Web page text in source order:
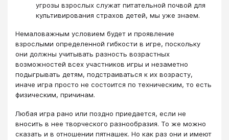
угрозы взрослых служат питательной почвой для
культивирования страхов детей, мы уже знаем.
Немаловажным условием будет и проявление
взрослыми определенной гибкости в игре, поскольку
они должны учитывать разность возрастных
возможностей всех участников игры и незаметно
подыгрывать детям, подстраиваться к их возрасту,
иначе игра просто не состоится по техническим, то есть
физическим, причинам.
Любая игра рано или поздно приедается, если не
вносить в нее творческого разнообразия. То же можно
сказать и в отношении пятнашек. Но как раз они и имеют